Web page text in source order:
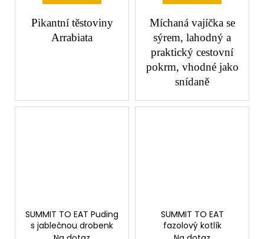
Pikantní těstoviny
Arrabiata
Míchaná vajíčka se
sýrem, lahodný a
praktický cestovní
pokrm, vhodné jako
snídaně
SUMMIT TO EAT Puding
s jablečnou drobenk
SUMMIT TO EAT
fazolový kotlík